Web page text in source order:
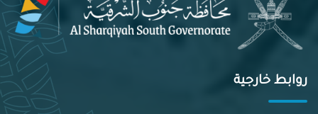
روابط خارجية